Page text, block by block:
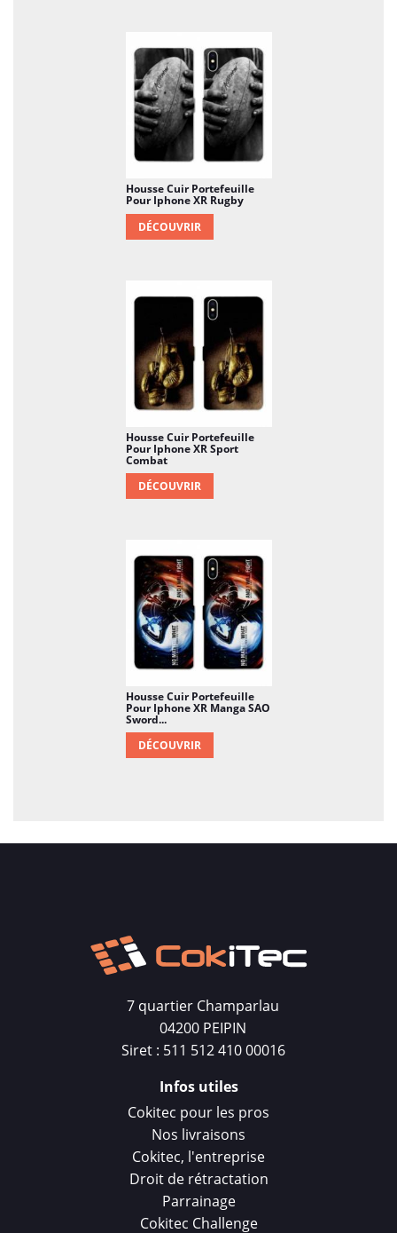
Housse Cuir Portefeuille
Pour Iphone XR Rugby
DÉCOUVRIR
Housse Cuir Portefeuille
Pour Iphone XR Sport
Combat
DÉCOUVRIR
Housse Cuir Portefeuille
Pour Iphone XR Manga SAO
Sword...
DÉCOUVRIR
7 quartier Champarlau
04200 PEIPIN
Siret : 511 512 410 00016
Infos utiles
Cokitec pour les pros
Nos livraisons
Cokitec, l'entreprise
Droit de rétractation
Parrainage
Cokitec Challenge